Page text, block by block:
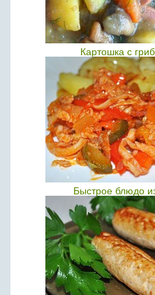
Картошка с
Быстрое блюдо